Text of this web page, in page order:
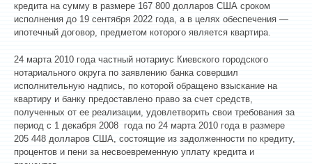
кредита на сумму в размере 167 800 долларов США сроком
исполнения до 19 сентября 2022 года, а в целях обеспечения —
ипотечный договор, предметом которого является квартира.
24 марта 2010 года частный нотариус Киевского городского
нотариального округа по заявлению банка совершил
исполнительную надпись, по которой обращено взыскание на
квартиру и банку предоставлено право за счет средств,
полученных от ее реализации, удовлетворить свои требования за
период с 1 декабря 2008 года по 24 марта 2010 года в размере
205 448 долларов США, состоящие из задолженности по кредиту,
процентов и пени за несвоевременную уплату кредита и